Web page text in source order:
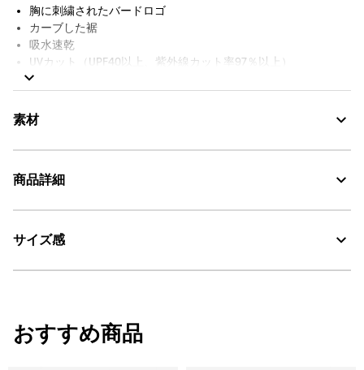
胸に刺繍されたバードロゴ
カーブした裾
吸水速乾
UVカット（UPF40以上、紫外線カット率97％以上）
素材
DFT：吸水・速乾
漂白処理はできない。
商品詳細
・色：アンピール（ネイビー） (005)
サイズ感
S
おすすめ商品